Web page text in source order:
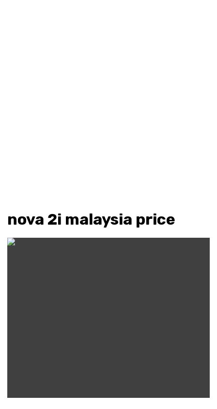
nova 2i malaysia price